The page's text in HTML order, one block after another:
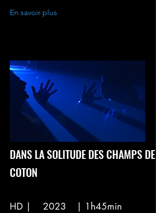
En savoir plus
DANS LA SOLITUDE DES CHAMPS DE
COTON
HD | 2023 | 1h45min